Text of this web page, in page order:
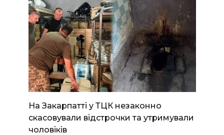
На Закарпатті у ТЦК незаконно
скасовували відстрочки та утримували
чоловіків